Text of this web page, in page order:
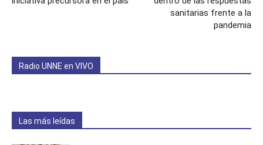
sanitarias frente a la
pandemia
Radio UNNE en VIVO
Las más leídas